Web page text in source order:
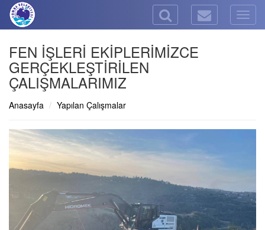
FEN İŞLERİ EKİPLERİMİZCE
GERÇEKLEŞTİRİLEN
ÇALIŞMALARIMIZ
Anasayfa Yapılan Çalışmalar